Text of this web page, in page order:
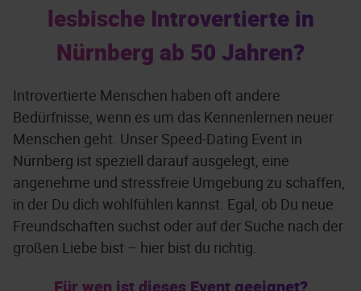
lesbische Introvertierte in
Nürnberg ab 50 Jahren?
Introvertierte Menschen haben oft andere
Bedürfnisse, wenn es um das Kennenlernen neuer
Menschen geht. Unser Speed-Dating Event in
Nürnberg ist speziell darauf ausgelegt, eine
angenehme und stressfreie Umgebung zu schaffen,
in der Du dich wohlfühlen kannst. Egal, ob Du neue
Freundschaften suchst oder auf der Suche nach der
großen Liebe bist – hier bist du richtig.
Für wen ist dieses Event geeignet?